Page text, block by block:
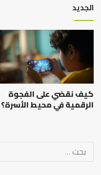
الجديد
كيف نقضي على الفجوة
الرقمية في محيط الأسرة؟